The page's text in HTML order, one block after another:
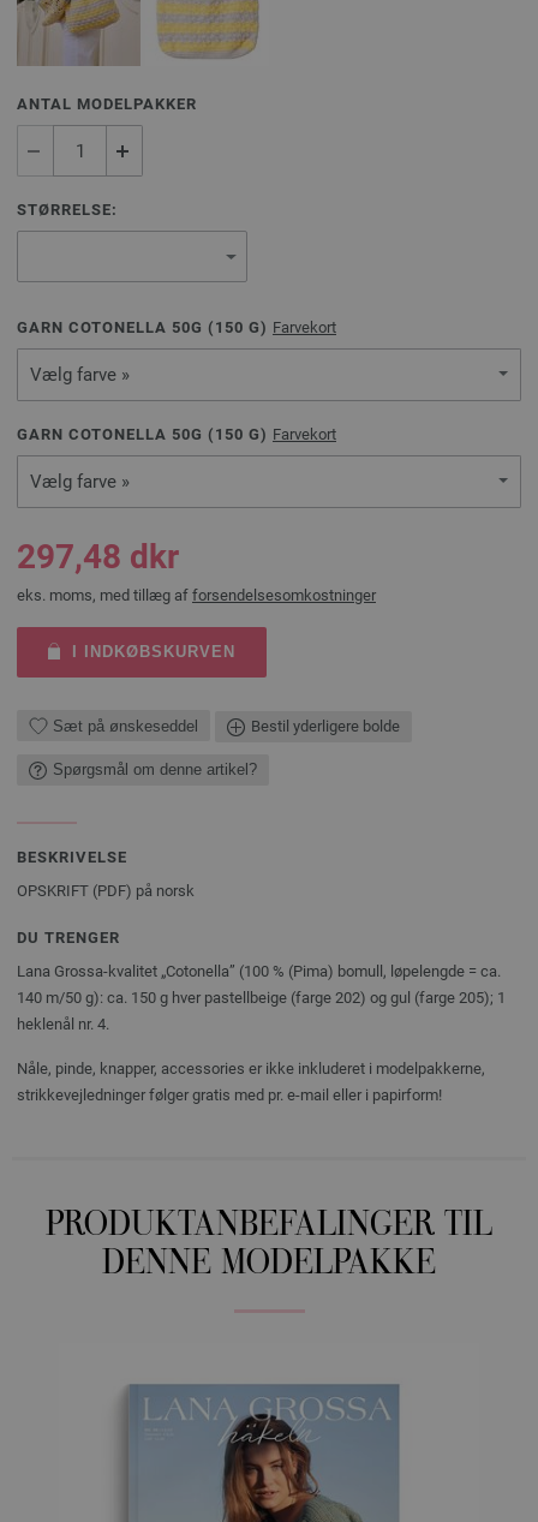
ANTAL MODELPAKKER
STØRRELSE:
GARN COTONELLA 50G ( 150 G) Farvekort
Vælg farve »
GARN COTONELLA 50G ( 150 G) Farvekort
Vælg farve »
297,48 dkr
eks. moms, med tillæg af forsendelsesomkostninger
I INDKØBSKURVEN
Sæt på ønskeseddel Bestil yderligere bolde
Spørgsmål om denne artikel?
BESKRIVELSE
OPSKRIFT (PDF) på norsk
DU TRENGER
Lana Grossa-kvalitet „Cotonella” (100 % (Pima) bomull, løpelengde = ca.
140 m/50 g): ca. 150 g hver pastellbeige (farge 202) og gul (farge 205); 1
heklenål nr. 4.
Nåle, pinde, knapper, accessories er ikke inkluderet i modelpakkerne,
strikkevejledninger følger gratis med pr. e-mail eller i papirform!
PRODUKTANBEFALINGER TIL
DENNE MODELPAKKE